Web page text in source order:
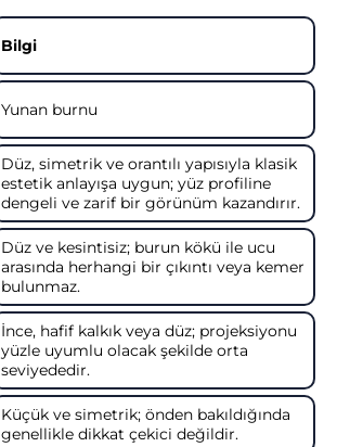
Bilgi
Yunan burnu
Düz, simetrik ve orantılı yapısıyla klasik
estetik anlayışa uygun; yüz profiline
dengeli ve zarif bir görünüm kazandırır.
Düz ve kesintisiz; burun kökü ile ucu
arasında herhangi bir çıkıntı veya kemer
bulunmaz.
İnce, hafif kalkık veya düz; projeksiyonu
yüzle uyumlu olacak şekilde orta
seviyededir.
Küçük ve simetrik; önden bakıldığında
genellikle dikkat çekici değildir.